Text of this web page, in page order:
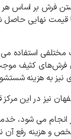
فرش بر اساس هر
قیمت نهایی حاصل
مختلفی استفاده می
فرش‌های کثیف
نیز به هزینه
نیز در این مرکز
انجام می شود،
و هزینه رفع آن